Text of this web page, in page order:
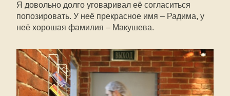
Я довольно долго уговаривал её согласиться
попозировать. У неё прекрасное имя – Радима, у
неё хорошая фамилия – Макушева.